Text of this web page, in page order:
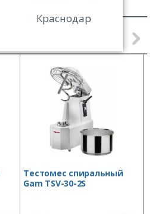
Тестомес спиральный
Gam TSV-30-2S
Краснодар